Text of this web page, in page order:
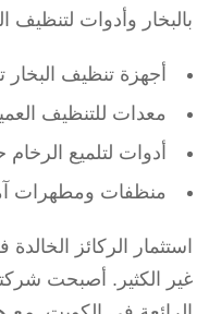
بالبخار وأدوات لتنظيف
أجهزة تنظيف
معدات للتنظيف
أدوات لتلميع
منظفات ومطهرات
استثمار الركائز
غير الكثير. أصبحت